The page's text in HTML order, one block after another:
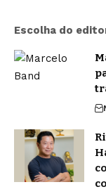
Escolha do